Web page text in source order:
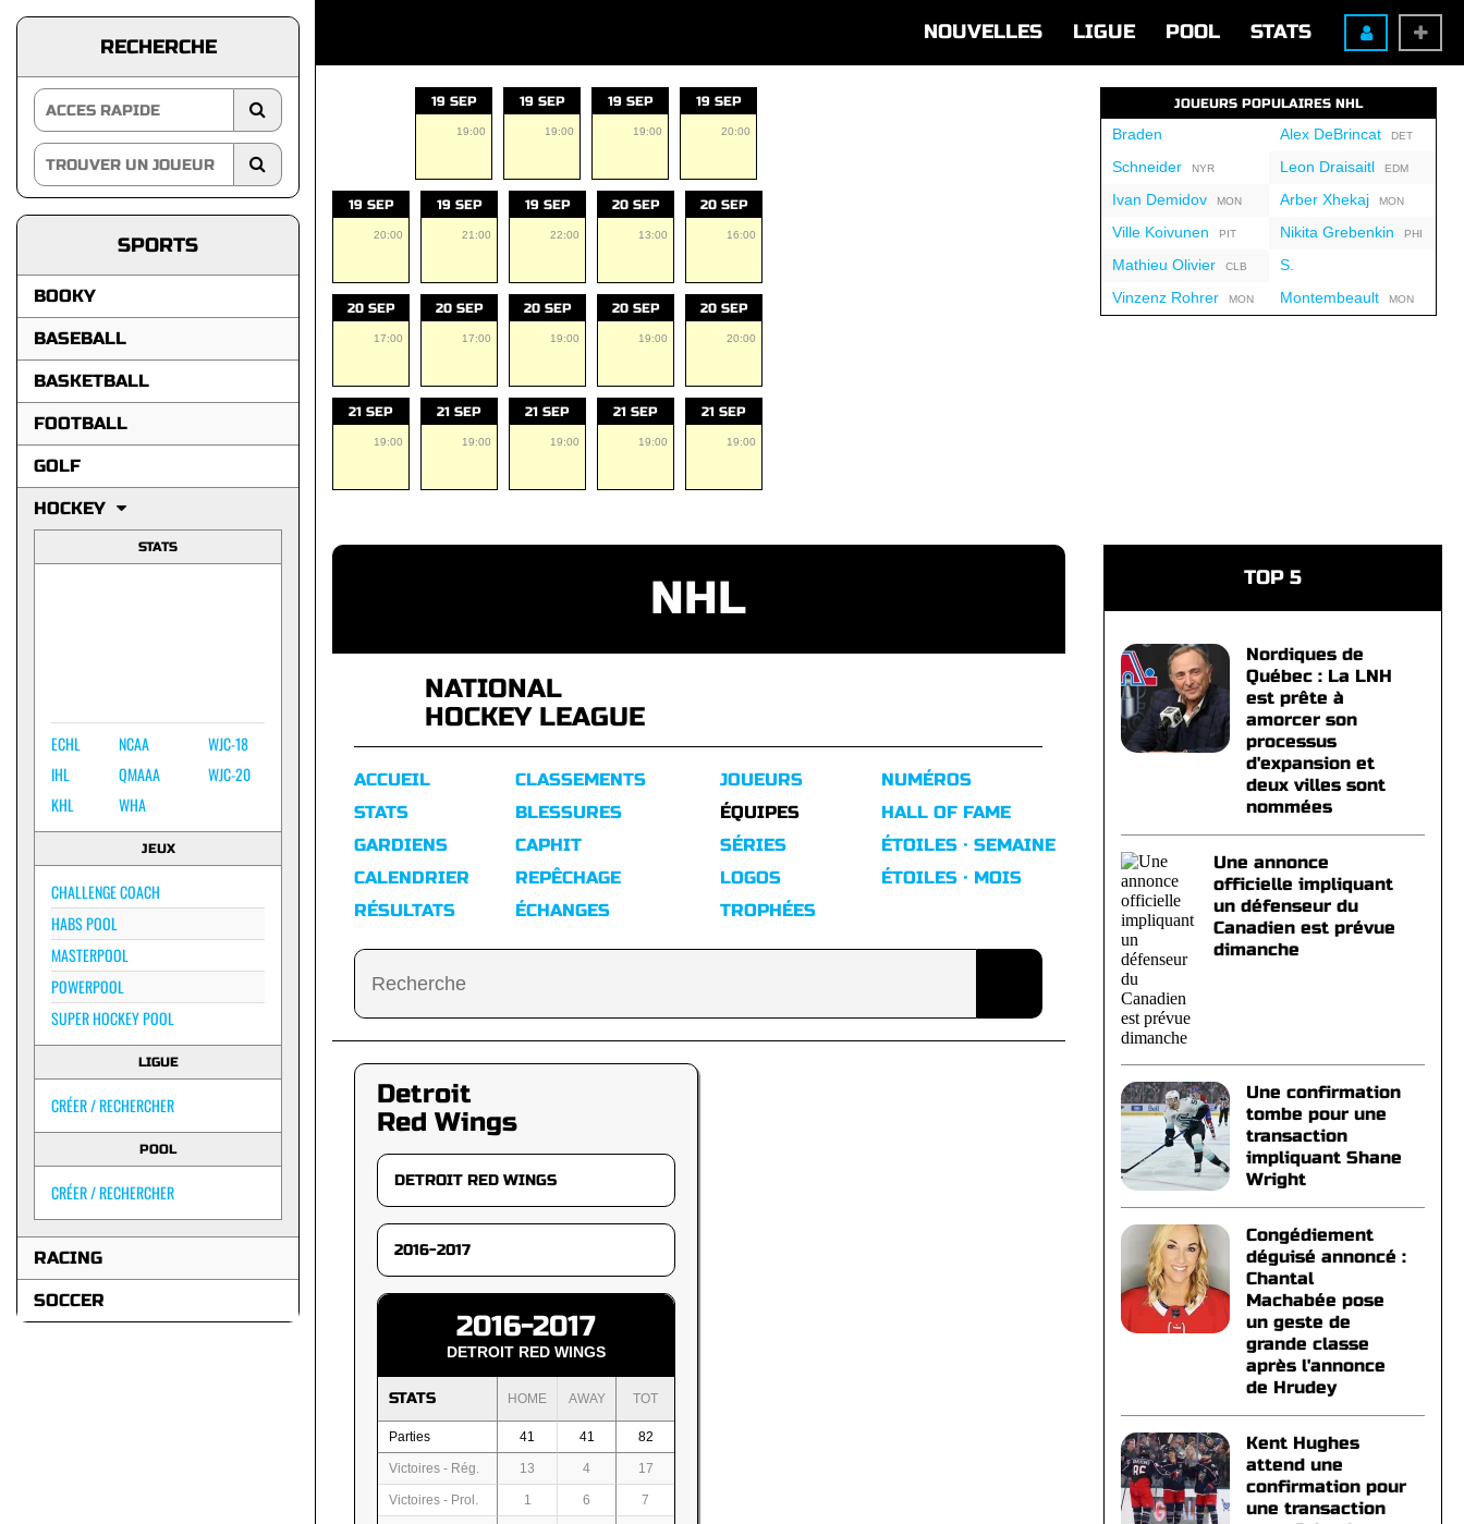
NOUVELLES LIGUE POOL STATS
RECHERCHE
SPORTS
BOOKY
BASEBALL
BASKETBALL
FOOTBALL
GOLF
HOCKEY
STATS
ECHL
IHL
KHL
NCAA
QMAAA
WHA
WJC-18
WJC-20
JEUX
CHALLENGE COACH
HABS POOL
MASTERPOOL
POWERPOOL
SUPER HOCKEY POOL
LIGUE
CRÉER / RECHERCHER
POOL
CRÉER / RECHERCHER
RACING
SOCCER
19 SEP
19:00
19 SEP
19:00
19 SEP
19:00
19 SEP
20:00
19 SEP
20:00
19 SEP
21:00
19 SEP
22:00
20 SEP
13:00
20 SEP
16:00
20 SEP
17:00
20 SEP
17:00
20 SEP
19:00
20 SEP
19:00
20 SEP
20:00
21 SEP
19:00
21 SEP
19:00
21 SEP
19:00
21 SEP
19:00
21 SEP
19:00
JOUEURS POPULAIRES NHL
Braden
SchneiderNYR
Ivan DemidovMON
Ville Koivunen PIT
Mathieu OlivierCLB
Vinzenz RohrerMON
Alex DeBrincatDET
Leon Draisaitl EDM
Arber XhekajMON
Nikita Grebenkin PHI
S.
MontembeaultMON
NHL
NATIONAL
HOCKEY LEAGUE
ACCUEIL
STATS
GARDIENS
CALENDRIER
RÉSULTATS
CLASSEMENTS
BLESSURES
CAPHIT
REPÊCHAGE
ÉCHANGES
JOUEURS
ÉQUIPES
SÉRIES
LOGOS
TROPHÉES
NUMÉROS
HALL OF FAME
ÉTOILES · SEMAINE
ÉTOILES · MOIS
Detroit
Red Wings
2016-2017
DETROIT RED WINGS
STATS HOME AWAY TOT
Parties 41 41 82
Victoires - Rég. 13 4 17
Victoires - Prol. 1 6 7
TOP 5
Nordiques de
Québec : La LNH
est prête à
amorcer son
processus
d'expansion et
deux villes sont
nommées
Une annonce
officielle impliquant
un défenseur du
Canadien est prévue
dimanche
Une confirmation
tombe pour une
transaction
impliquant Shane
Wright
Congédiement
déguisé annoncé :
Chantal
Machabée pose
un geste de
grande classe
après l'annonce
de Hrudey
Kent Hughes
attend une
confirmation pour
une transaction